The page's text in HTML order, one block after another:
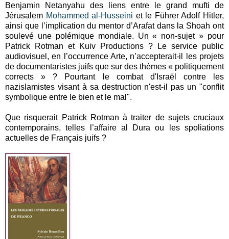
Benjamin Netanyahu des liens entre le grand mufti de
Jérusalem Mohammed al-Husseini et le Führer Adolf Hitler,
ainsi que l’implication du mentor d’Arafat dans la Shoah ont
soulevé une polémique mondiale. Un « non-sujet » pour
Patrick Rotman et Kuiv Productions ? Le service public
audiovisuel, en l’occurrence Arte, n’accepterait-il les projets
de documentaristes juifs que sur des thèmes « politiquement
corrects » ? Pourtant le combat d'Israël contre les
nazislamistes visant à sa destruction n'est-il pas un "conflit
symbolique entre le bien et le mal".
Que risquerait Patrick Rotman à traiter de sujets cruciaux
contemporains, telles l’affaire al Dura ou les spoliations
actuelles de Français juifs ?